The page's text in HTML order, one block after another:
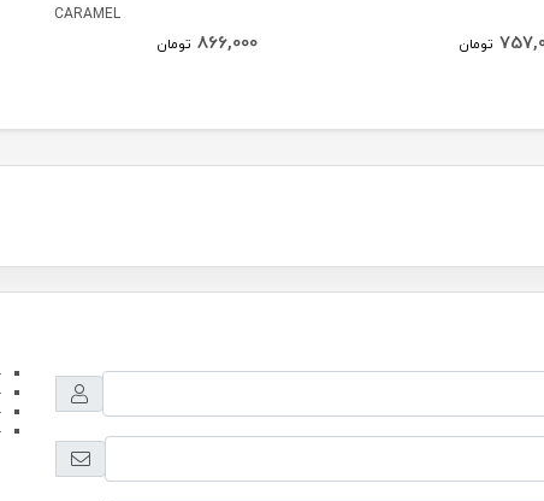
تومان 866,000 تومان
CARAMEL